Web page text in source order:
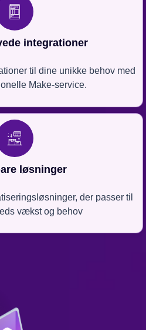
integrationer
til dine unikke behov med
Make-service.
løsninger
der passer til
vækst og behov